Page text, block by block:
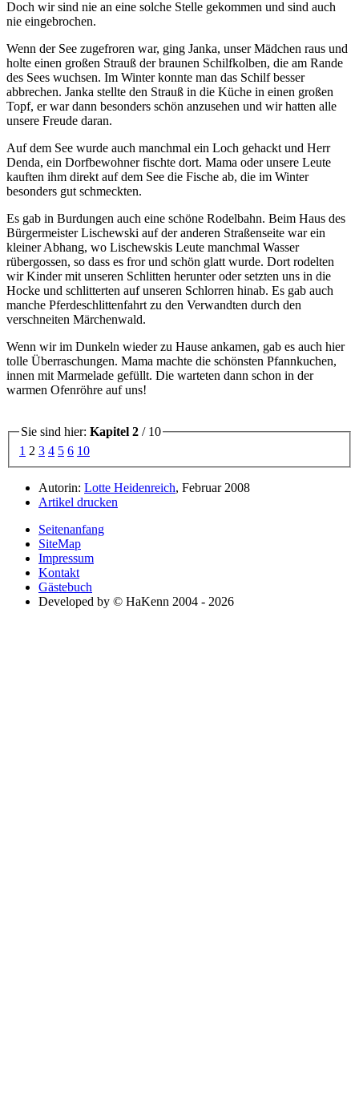
Doch wir sind nie an eine solche Stelle gekommen und sind auch
nie eingebrochen.
Wenn der See zugefroren war, ging Janka, unser Mädchen raus und
holte einen großen Strauß der braunen Schilfkolben, die am Rande
des Sees wuchsen. Im Winter konnte man das Schilf besser
abbrechen. Janka stellte den Strauß in die Küche in einen großen
Topf, er war dann besonders schön anzusehen und wir hatten alle
unsere Freude daran.
Auf dem See wurde auch manchmal ein Loch gehackt und Herr
Denda, ein Dorfbewohner fischte dort. Mama oder unsere Leute
kauften ihm direkt auf dem See die Fische ab, die im Winter
besonders gut schmeckten.
Es gab in Burdungen auch eine schöne Rodelbahn. Beim Haus des
Bürgermeister Lischewski auf der anderen Straßenseite war ein
kleiner Abhang, wo Lischewskis Leute manchmal Wasser
rübergossen, so dass es fror und schön glatt wurde. Dort rodelten
wir Kinder mit unseren Schlitten herunter oder setzten uns in die
Hocke und schlitterten auf unseren Schlorren hinab. Es gab auch
manche Pferdeschlittenfahrt zu den Verwandten durch den
verschneiten Märchenwald.
Wenn wir im Dunkeln wieder zu Hause ankamen, gab es auch hier
tolle Überraschungen. Mama machte die schönsten Pfannkuchen,
innen mit Marmelade gefüllt. Die warteten dann schon in der
warmen Ofenröhre auf uns!
Sie sind hier: Kapitel 2 / 10
1 2 3 4 5 6 10
Autorin: Lotte Heidenreich, Februar 2008
Artikel drucken
Seitenanfang
SiteMap
Impressum
Kontakt
Gästebuch
Developed by © HaKenn 2004 - 2026